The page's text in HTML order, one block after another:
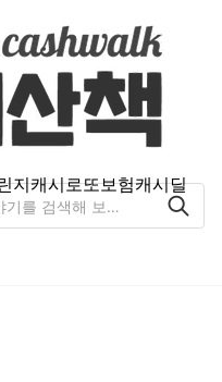
지캐시로또보험캐시딜